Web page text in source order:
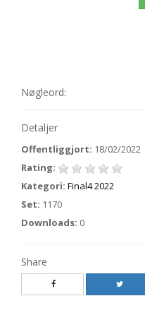
Nøgleord:
Detaljer
Offentliggjort: 18/02/2022
Rating:
Kategori: Final4 2022
Set: 1170
Downloads: 0
Share